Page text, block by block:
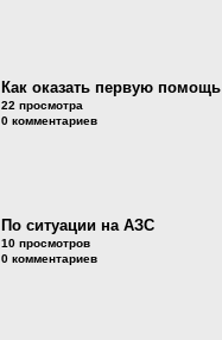
Как оказать первую помощь
22 просмотра
0 комментариев
По ситуации на АЗС
10 просмотров
0 комментариев